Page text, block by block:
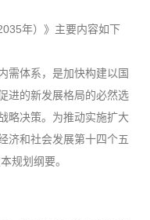
年）》主要内容如下
需体系，是加快构建以国
进的新发展格局的必然选
略决策。为推动实施扩大
济和社会发展第十四个五
规划纲要。